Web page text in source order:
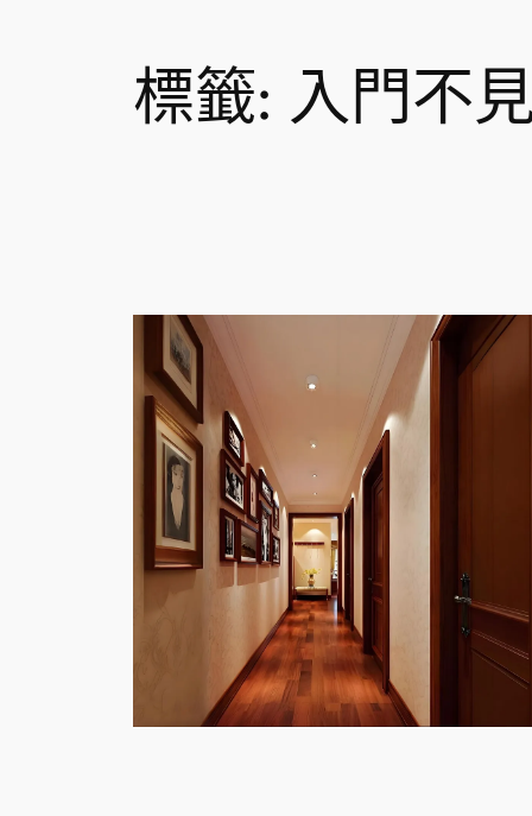
標籤: 入門不